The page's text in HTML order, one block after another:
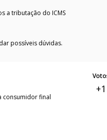
a tributação do ICMS
possíveis dúvidas.
consumidor final
+1